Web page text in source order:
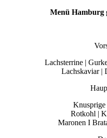
Menü Hamburg
Lachsterrine |
Lachskaviar |
Knusprige
Rotkohl |
Maronen I